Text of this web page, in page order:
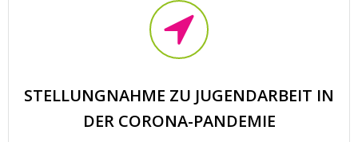
STELLUNGNAHME ZU JUGENDARBEIT IN
DER CORONA-PANDEMIE